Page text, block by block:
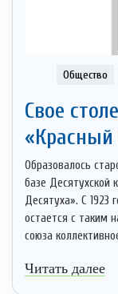
Общество
Свое
«Красный
Образовалось
базе Десятухской
Десятуха». С 1923
остается с таким
союза
Читать далее